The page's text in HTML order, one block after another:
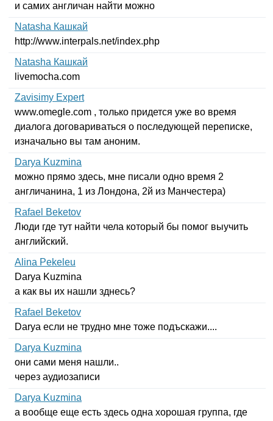
и самих англичан найти можно
Natasha Кашкай
http://www.interpals.net/index.php
Natasha Кашкай
livemocha.com
Zavisimy Expert
www.omegle.com , только придется уже во время
диалога договариваться о последующей переписке,
изначально вы там аноним.
Darya Kuzmina
можно прямо здесь, мне писали одно время 2
англичанина, 1 из Лондона, 2й из Манчестера)
Rafael Beketov
Люди где тут найти чела который бы помог выучить
английский.
Alina Pekeleu
Darya Kuzmina
а как вы их нашли зднесь?
Rafael Beketov
Darya если не трудно мне тоже подъскажи....
Darya Kuzmina
они сами меня нашли..
через аудиозаписи
Darya Kuzmina
а вообще еще есть здесь одна хорошая группа, где